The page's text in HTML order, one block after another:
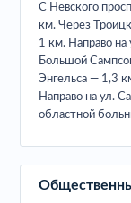
С Невского
км. Через
1 км. Направо
Большой
Энгельса — 1,3
Направо на ул.
областной